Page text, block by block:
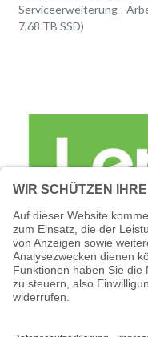
Serviceerweiterung -
7,68 TB SSD)